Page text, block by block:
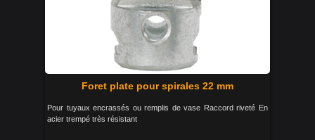
Foret plate pour spirales 22 mm
Pour tuyaux encrassés ou remplis de vase Raccord riveté En
acier trempé très résistant